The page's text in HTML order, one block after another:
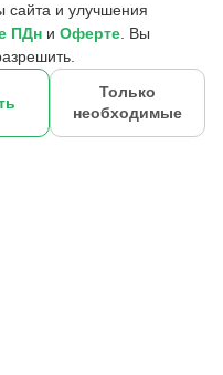
4 Оставить контакт ×
сайта и улучшения
ПДн и Оферте . Вы
Только
необходимые